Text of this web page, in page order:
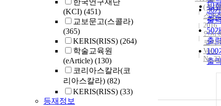
한국연구재단
(KCI) (451)
교보문고(스콜라)
(365)
KERIS(RISS) (264)
학술교육원
(eArticle) (130)
코리아스칼라(코
리아스칼라) (82)
KERIS(RISS) (33)
등재정보
발
관
30
출
50
출
100
출
(주)
스코
2016
인사
코리
Vol.-